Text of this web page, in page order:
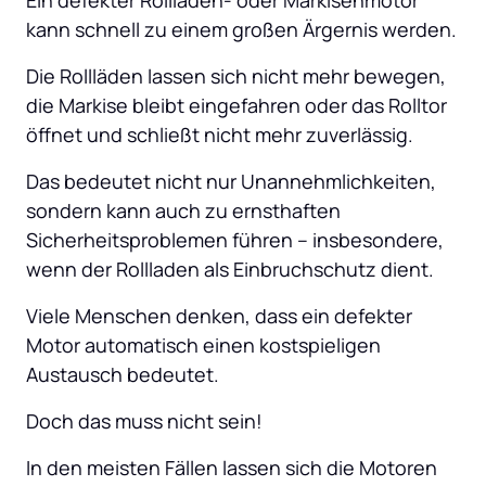
Die Rollläden lassen sich nicht mehr bewegen,
die Markise bleibt eingefahren oder das Rolltor
öffnet und schließt nicht mehr zuverlässig.
Das bedeutet nicht nur Unannehmlichkeiten,
sondern kann auch zu ernsthaften
Sicherheitsproblemen führen – insbesondere,
wenn der Rollladen als Einbruchschutz dient.
Viele Menschen denken, dass ein defekter
Motor automatisch einen kostspieligen
Austausch bedeutet.
Doch das muss nicht sein!
In den meisten Fällen lassen sich die Motoren